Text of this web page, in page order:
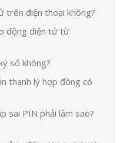
trên điện thoại không?
động điện tử từ
số không?
thanh lý hợp đồng có
sai PIN phải làm sao?